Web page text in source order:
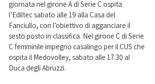
giornata nel girone A di Serie C ospita
l’Ediltec sabato alle 19 alla Casa del
Fanciullo, con l’obiettivo di agganciare il
sesto posto in classifica. Nel girone C di Serie
C femminile impegno casalingo per il CUS che
ospita il Medovolley, sabato alle 17.30 al
Duca degli Abruzzi.